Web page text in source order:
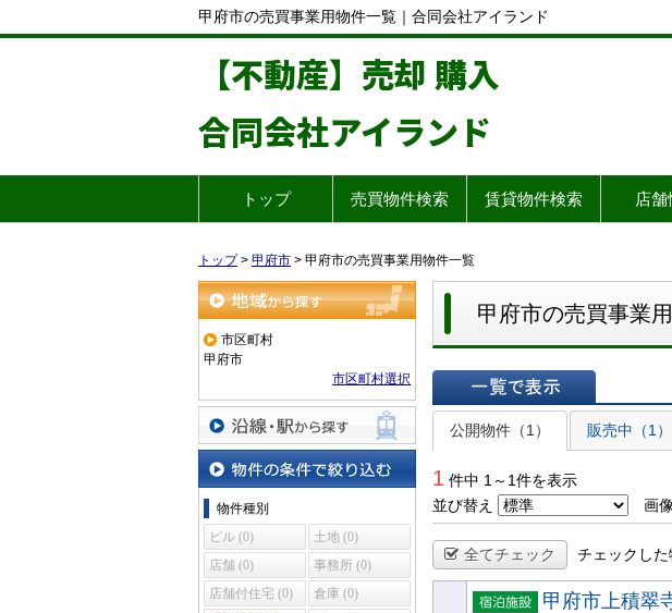
甲府市の売買事業用物件一覧｜合同会社アイランド
【不動産】売却 購入
合同会社アイランド
トップ 売買物件検索 賃貸物件検索 店舗
トップ> 甲府市 > 甲府市の売買事業用物件一覧
地域から探す
市区町村
甲府市
市区町村選択
沿線・駅から探す
物件の条件で絞り込む
物件種別
ビル (0)
土地 (0)
店舗 (0)
事務所 (0)
店舗付住宅 (0)
倉庫 (0)
甲府市の売買事業
一覧で表示
公開物件（1）
販売中（1）
1 件中 1～1件を表示
並び替え
画
全てチェック チェックし
甲府市上積翠